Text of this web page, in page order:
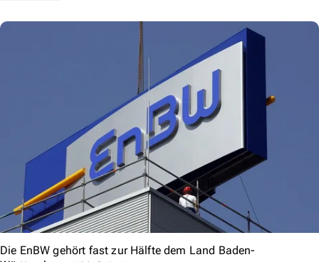
Die EnBW gehört fast zur Hälfte dem Land Baden-